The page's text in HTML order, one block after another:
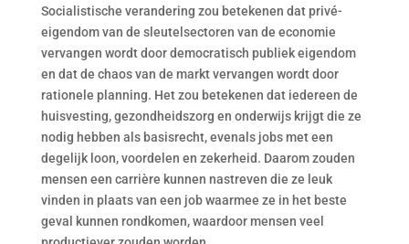
Socialistische verandering zou betekenen dat privé-
eigendom van de sleutelsectoren van de economie
vervangen wordt door democratisch publiek eigendom
en dat de chaos van de markt vervangen wordt door
rationele planning. Het zou betekenen dat iedereen de
huisvesting, gezondheidszorg en onderwijs krijgt die ze
nodig hebben als basisrecht, evenals jobs met een
degelijk loon, voordelen en zekerheid. Daarom zouden
mensen een carrière kunnen nastreven die ze leuk
vinden in plaats van een job waarmee ze in het beste
geval kunnen rondkomen, waardoor mensen veel